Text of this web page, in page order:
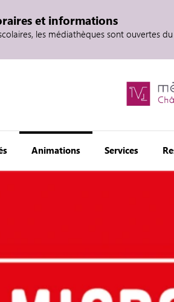
et informations
les médiathèques sont ouvertes
Animations Services